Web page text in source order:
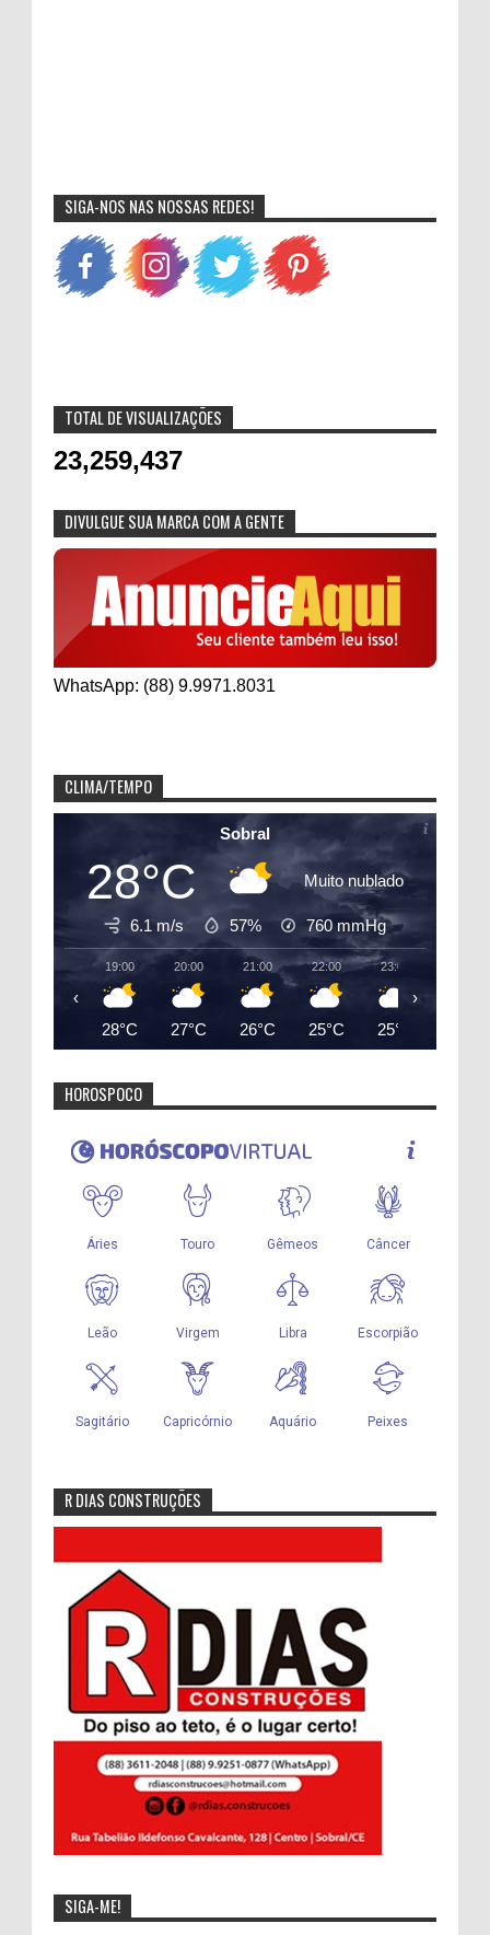
SIGA-NOS NAS NOSSAS REDES!
TOTAL DE VISUALIZAÇÕES
23,259,437
DIVULGUE SUA MARCA COM A GENTE
WhatsApp: (88) 9.9971.8031
CLIMA/TEMPO
Sobral
28°C Muito nublado
6.1 m/s 57% 760 mmHg
19:00
28°C
20:00
27°C
21:00
26°C
22:00
25°C
23:00
25°C
‹ ›
HOROSPOCO
R DIAS CONSTRUÇÕES
SIGA-ME!